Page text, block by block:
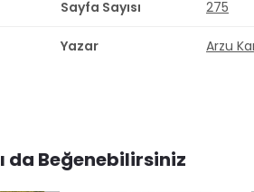
Sayfa Sayısı 275
Yazar Arzu
da Beğenebilirsiniz